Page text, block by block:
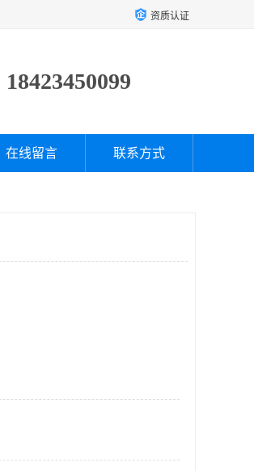
资质认证
18423450099
在线留言 联系方式